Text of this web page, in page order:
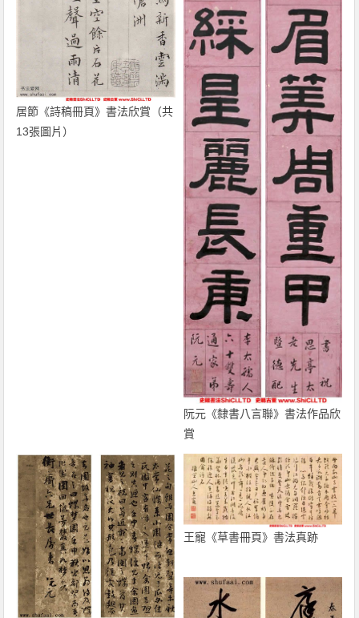
居節《詩稿冊頁》書法欣賞（共
13張圖片）
阮元《隸書八言聯》書法作品欣
賞
王寵《草書冊頁》書法真跡